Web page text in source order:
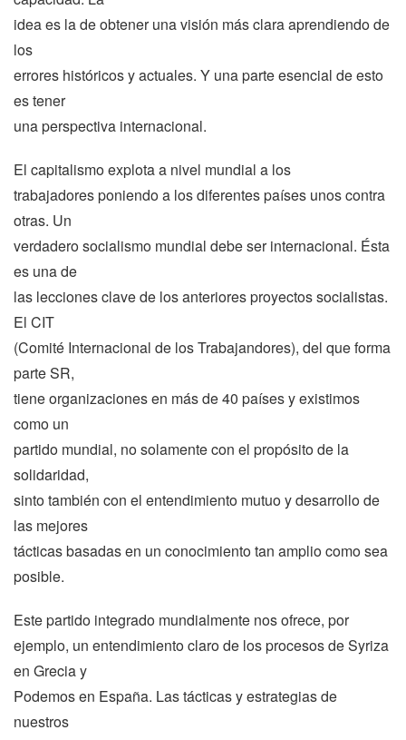
idea es la de obtener una visión más clara aprendiendo de
los
errores históricos y actuales. Y una parte esencial de esto
es tener
una perspectiva internacional.
El capitalismo explota a nivel mundial a los
trabajadores poniendo a los diferentes países unos contra
otras. Un
verdadero socialismo mundial debe ser internacional. Ésta
es una de
las lecciones clave de los anteriores proyectos socialistas.
El CIT
(Comité Internacional de los Trabajandores), del que forma
parte SR,
tiene organizaciones en más de 40 países y existimos
como un
partido mundial, no solamente con el propósito de la
solidaridad,
sinto también con el entendimiento mutuo y desarrollo de
las mejores
tácticas basadas en un conocimiento tan amplio como sea
posible.
Este partido integrado mundialmente nos ofrece, por
ejemplo, un entendimiento claro de los procesos de Syriza
en Grecia y
Podemos en España. Las tácticas y estrategias de
nuestros